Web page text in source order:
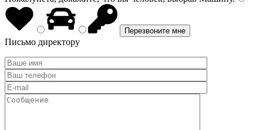
Письмо директору